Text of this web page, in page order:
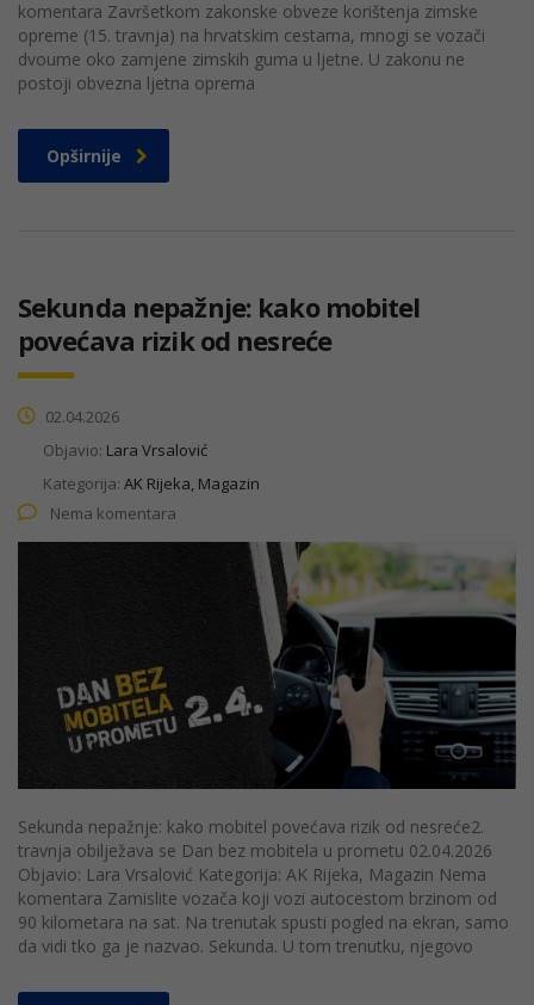
komentara Završetkom zakonske obveze korištenja zimske
opreme (15. travnja) na hrvatskim cestama, mnogi se vozači
dvoume oko zamjene zimskih guma u ljetne. U zakonu ne
postoji obvezna ljetna oprema
Opširnije
Sekunda nepažnje: kako mobitel
povećava rizik od nesreće
02.04.2026
Objavio: Lara Vrsalović
Kategorija: AK Rijeka, Magazin
Nema komentara
Sekunda nepažnje: kako mobitel povećava rizik od nesreće2.
travnja obilježava se Dan bez mobitela u prometu 02.04.2026
Objavio: Lara Vrsalović Kategorija: AK Rijeka, Magazin Nema
komentara Zamislite vozača koji vozi autocestom brzinom od
90 kilometara na sat. Na trenutak spusti pogled na ekran, samo
da vidi tko ga je nazvao. Sekunda. U tom trenutku, njegovo